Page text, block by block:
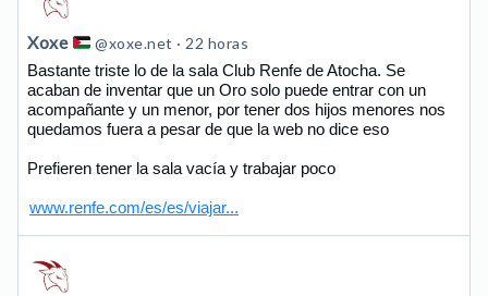
publicación
de
Xoxe
en
Bluesky
Xoxe @xoxe.net
22 horas
Bastante triste lo de la sala Club Renfe de Atocha. Se
acaban de inventar que un Oro solo puede entrar con un
acompañante y un menor, por tener dos hijos menores nos
quedamos fuera a pesar de que la web no dice eso
Prefieren tener la sala vacía y trabajar poco
www.renfe.com/es/es/viajar...
Ver
publicación